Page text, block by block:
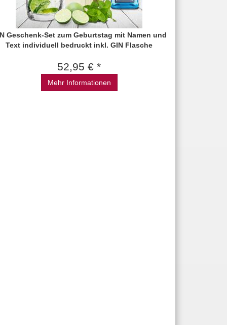
Geschenk-Set zum Geburtstag mit Namen und
Text individuell bedruckt inkl. GIN Flasche
52,95 € *
Mehr Informationen